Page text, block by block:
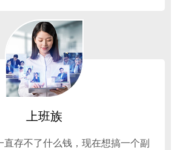
上班族
直存不了什么钱，现在想搞一个副